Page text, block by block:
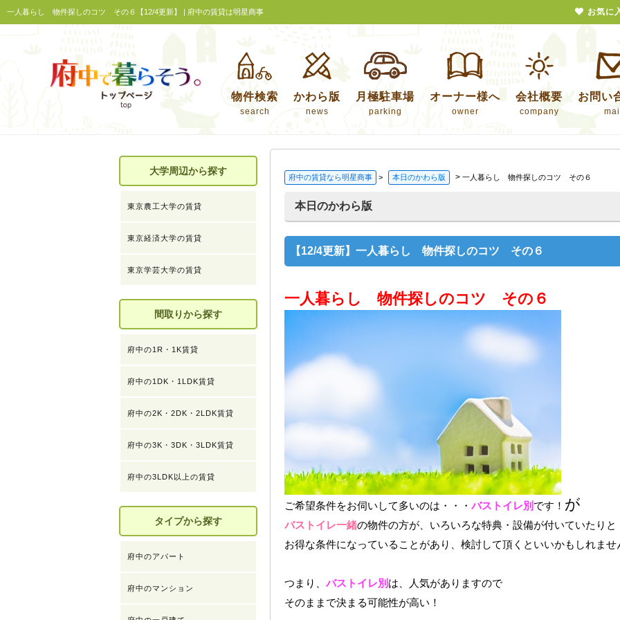
一人暮らし 物件探しのコツ その６【12/4更新】 | 府中の賃貸は明星商事
物件検索
search
かわら版
news
月極駐車場
parking
オーナー様へ
owner
会社概要
company
お問い
府中の賃貸なら明星商事 > 本日のかわら版 > 一人暮らし 物件探しのコツ その６
本日のかわら版
【12/4更新】一人暮らし 物件探しのコツ その６
一人暮らし 物件探しのコツ その６
ご希望条件をお伺いして多いのは・・・ バストイレ別 です！ が
バストイレ一緒の物件の方が、いろいろな特典・設備が付いていたりと
お得な条件になっていることがあり、検討して頂くといいかもしれませ
つまり、 バストイレ別 は、人気がありますので
そのままで決まる可能性が高い！
大学周辺から探す
東京農工大学の賃貸
東京経済大学の賃貸
東京学芸大学の賃貸
間取りから探す
府中の1R・1K賃貸
府中の1DK・1LDK賃貸
府中の2K・2DK・2LDK賃貸
府中の3K・3DK・3LDK賃貸
府中の3LDK以上の賃貸
タイプから探す
府中のアパート
府中のマンション
お気に